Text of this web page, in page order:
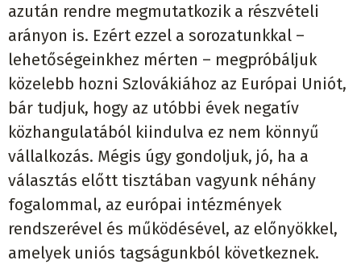
azután rendre megmutatkozik a részvételi
arányon is. Ezért ezzel a sorozatunkkal –
lehetőségeinkhez mérten – megpróbáljuk
közelebb hozni Szlovákiához az Európai Uniót,
bár tudjuk, hogy az utóbbi évek negatív
közhangulatából kiindulva ez nem könnyű
vállalkozás. Mégis úgy gondoljuk, jó, ha a
választás előtt tisztában vagyunk néhány
fogalommal, az európai intézmények
rendszerével és működésével, az előnyökkel,
amelyek uniós tagságunkból következnek.